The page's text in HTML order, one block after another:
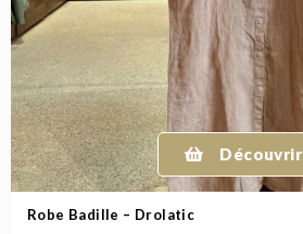
Découvrir
Robe Badille – Drolatic